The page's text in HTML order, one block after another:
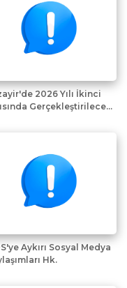
2026 Yılı İkinci
Gerçekleştirilecek
Aykırı Sosyal Medya
Hk.